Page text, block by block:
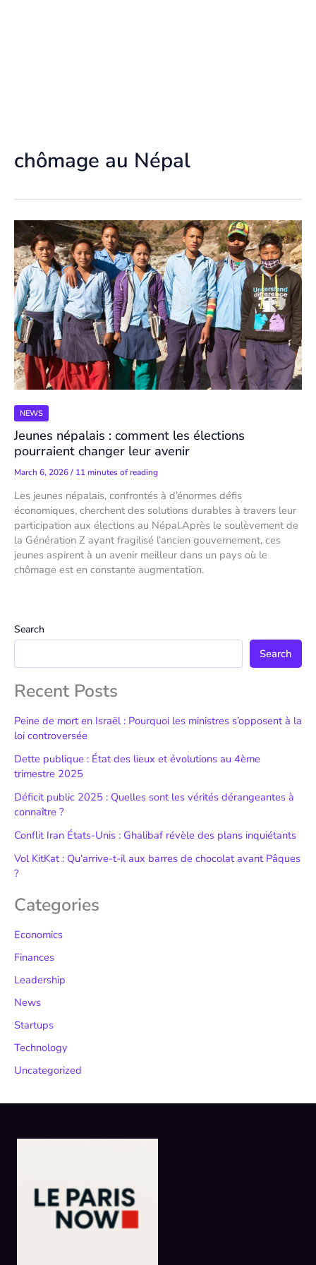
chômage au Népal
NEWS
Jeunes népalais : comment les élections
pourraient changer leur avenir
March 6, 2026/ 11 minutes of reading
Les jeunes népalais, confrontés à d’énormes défis
économiques, cherchent des solutions durables à travers leur
participation aux élections au Népal.Après le soulèvement de
la Génération Z ayant fragilisé l’ancien gouvernement, ces
jeunes aspirent à un avenir meilleur dans un pays où le
chômage est en constante augmentation.
Search
Search
Recent Posts
Peine de mort en Israël : Pourquoi les ministres s’opposent à la
loi controversée
Dette publique : État des lieux et évolutions au 4ème
trimestre 2025
Déficit public 2025 : Quelles sont les vérités dérangeantes à
connaître ?
Conflit Iran États-Unis : Ghalibaf révèle des plans inquiétants
Vol KitKat : Qu’arrive-t-il aux barres de chocolat avant Pâques
?
Categories
Economics
Finances
Leadership
News
Startups
Technology
Uncategorized